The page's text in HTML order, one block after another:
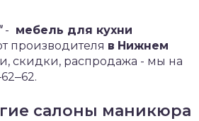
- мебель для кухни
производителя в Нижнем
скидки, распродажа - мы на
салоны маникюра